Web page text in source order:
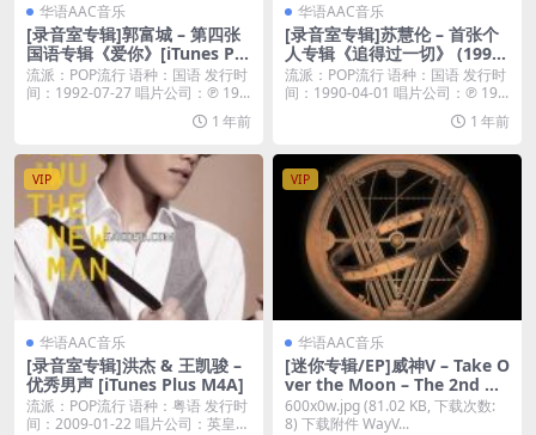
华语AAC音乐
[录音室专辑]郭富城 – 第四张
国语专辑《爱你》[iTunes Plu
s M4A]
流派：POP流行 语种：国语 发行时
间：1992-07-27 唱片公司：℗ 19...
1 年前
华语AAC音乐
[录音室专辑]苏慧伦 – 首张个
人专辑《追得过一切》 (1990)
[iTunes Plus M4A]
流派：POP流行 语种：国语 发行时
间：1990-04-01 唱片公司：℗ 19...
1 年前
VIP
华语AAC音乐
[录音室专辑]洪杰 & 王凯骏 –
优秀男声 [iTunes Plus M4A]
流派：POP流行 语种：粤语 发行时
间：2009-01-22 唱片公司：英皇唱
VIP
华语AAC音乐
[迷你专辑/EP]威神V – Take O
ver the Moon – The 2nd Mi
ni Album [iTunes Plus M4
A]
600x0w.jpg (81.02 KB, 下载次数:
8) 下载附件 WayV...